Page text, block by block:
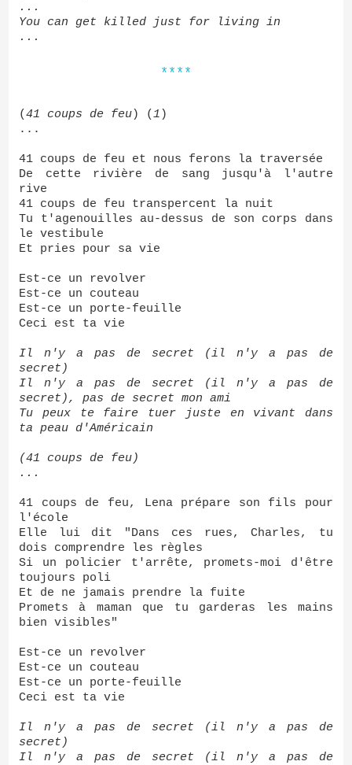
...
You can get killed just for living in
...
****
( 41 coups de feu) (1 )
...
41 coups de feu et nous ferons la traversée
De cette rivière de sang jusqu'à l'autre
rive
41 coups de feu transpercent la nuit
Tu t'agenouilles au-dessus de son corps dans
le vestibule
Et pries pour sa vie
Est-ce un revolver
Est-ce un couteau
Est-ce un porte-feuille
Ceci est ta vie
Il n'y a pas de secret (il n'y a pas de
secret)
Il n'y a pas de secret (il n'y a pas de
secret), pas de secret mon ami
Tu peux te faire tuer juste en vivant dans
ta peau d'Américain
(41 coups de feu)
...
41 coups de feu, Lena prépare son fils pour
l'école
Elle lui dit "Dans ces rues, Charles, tu
dois comprendre les règles
Si un policier t'arrête, promets-moi d'être
toujours poli
Et de ne jamais prendre la fuite
Promets à maman que tu garderas les mains
bien visibles"
Est-ce un revolver
Est-ce un couteau
Est-ce un porte-feuille
Ceci est ta vie
Il n'y a pas de secret (il n'y a pas de
secret)
Il n'y a pas de secret (il n'y a pas de